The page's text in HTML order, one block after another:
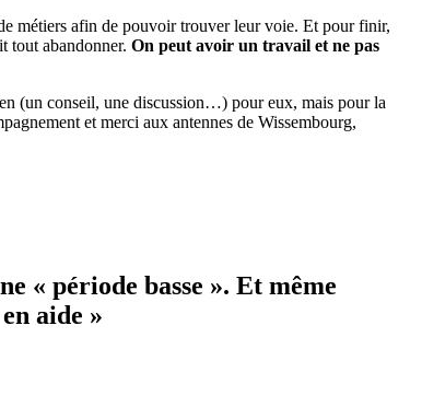
métiers afin de pouvoir trouver leur voie. Et pour finir,
tout abandonner. On peut avoir un travail et ne pas
(un conseil, une discussion…) pour eux, mais pour la
et merci aux antennes de Wissembourg,
« période basse ». Et même
aide »